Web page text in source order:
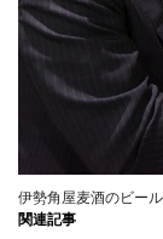
伊勢角屋麦酒のビー
関連記事